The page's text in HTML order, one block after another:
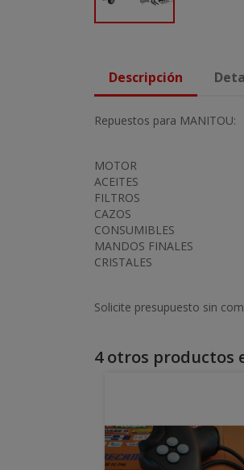
Descripción
Repuestos para MANITOU:
MOTOR
ACEITES
FILTROS
CAZOS
CONSUMIBLES
MANDOS FINALES
CRISTALES
Solicite presupuesto sin
4 otros productos